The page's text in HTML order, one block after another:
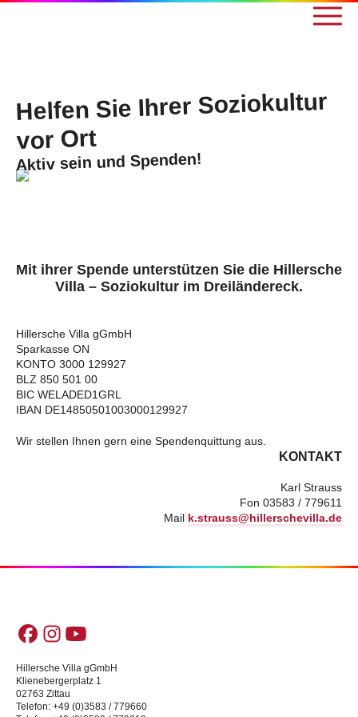
Helfen Sie Ihrer Soziokultur
vor Ort
Aktiv sein und Spenden!
Mit ihrer Spende unterstützen Sie die Hillersche
Villa – Soziokultur im Dreiländereck.
Hillersche Villa gGmbH
Sparkasse ON
KONTO 3000 129927
BLZ 850 501 00
BIC WELADED1GRL
IBAN DE14850501003000129927
Wir stellen Ihnen gern eine Spendenquittung aus.
KONTAKT
Karl Strauss
Fon 03583 / 779611
Mail k.strauss@hillerschevilla.de
Hillersche Villa gGmbH
Klienebergerplatz 1
02763 Zittau
Telefon: +49 (0)3583 / 779660